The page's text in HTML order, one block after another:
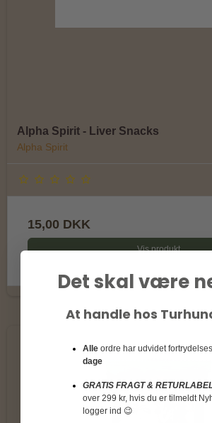
Alpha Spirit - Liver Snacks
Alpha Spirit
15,00 DKK
Vis produkt
Det skal være
At handle hos
Alle ordre har udvidet
dage
GRATIS FRAGT &
over 299 kr, hvis du er tilmeldt
logger ind 😉